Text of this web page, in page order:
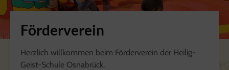
Förderverein
Herzlich willkommen beim Förderverein der Heilig-
Geist-Schule Osnabrück.